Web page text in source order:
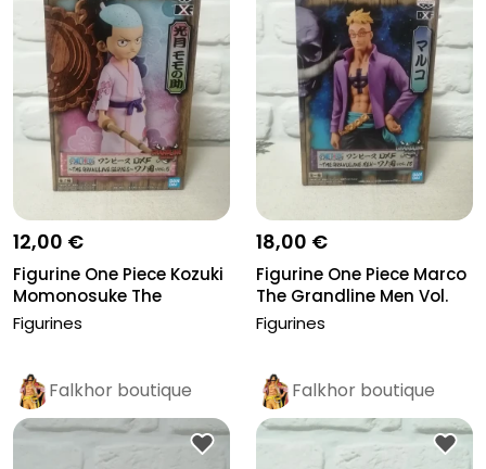
12,00 €
Figurine One Piece Kozuki
Momonosuke The
Grandline...
Figurines
18,00 €
Figurine One Piece Marco
The Grandline Men Vol.
18...
Figurines
Falkhor boutique
Pro
Falkhor boutique
Pro